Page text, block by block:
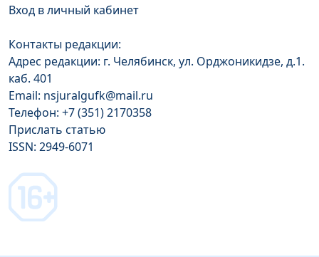
Вход в личный кабинет
Контакты редакции:
Адрес редакции: г. Челябинск, ул. Орджоникидзе, д.1.
каб. 401
Email: nsjuralgufk@mail.ru
Телефон: +7 (351) 2170358
Прислать статью
ISSN: 2949-6071